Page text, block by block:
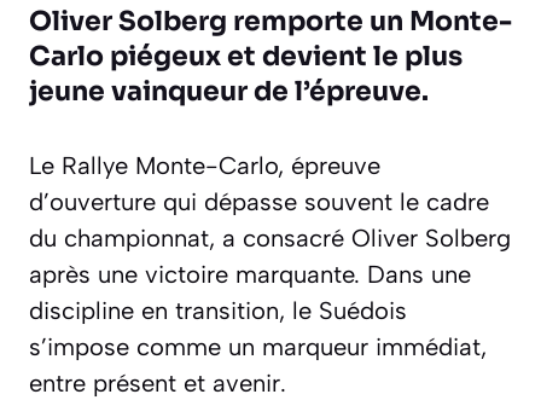
Oliver Solberg remporte un Monte-
Carlo piégeux et devient le plus
jeune vainqueur de l’épreuve.
Le Rallye Monte-Carlo, épreuve
d’ouverture qui dépasse souvent le cadre
du championnat, a consacré Oliver Solberg
après une victoire marquante. Dans une
discipline en transition, le Suédois
s’impose comme un marqueur immédiat,
entre présent et avenir.